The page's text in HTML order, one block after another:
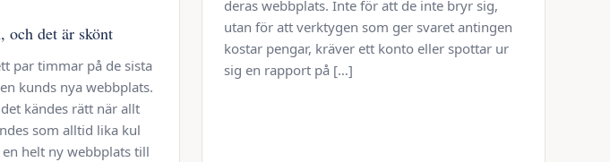
och det är skönt
par timmar på de sista
kunds nya webbplats.
kändes rätt när allt
som alltid lika kul
helt ny webbplats till
deras webbplats. Inte för att de inte bryr sig,
utan för att verktygen som ger svaret antingen
kostar pengar, kräver ett konto eller spottar ur
sig en rapport på […]